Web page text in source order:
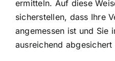
ermitteln. Auf diese
sicherstellen, dass Ihre
angemessen ist und Sie
ausreichend abgesichert